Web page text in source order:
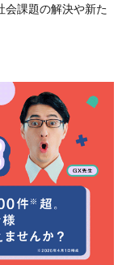
会課題の解決や新た